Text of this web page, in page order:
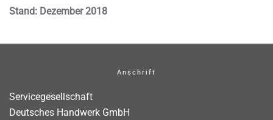
Stand: Dezember 2018
Anschrift
Servicegesellschaft
Deutsches Handwerk GmbH